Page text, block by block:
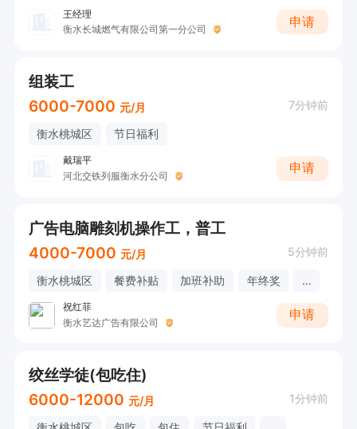
王经理
衡水长城燃气有限公司第一分公司
申请
组装工
6000-7000 元/月 7分钟前
衡水桃城区 节日福利
戴瑞平
河北交铁列服衡水分公司
申请
广告电脑雕刻机操作工，普工
4000-7000 元/月 5分钟前
衡水桃城区 餐费补贴 加班补助 年终奖 ...
祝红菲
衡水艺达广告有限公司
申请
绞丝学徒(包吃住)
6000-12000 元/月 1分钟前